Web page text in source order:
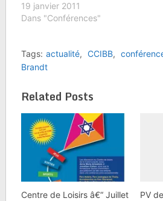
Conférence-Débat du
Rav Elie LEMMEL :
veuvage, divorce,
mères célibataires, les
sont en augmentation
avec des problèmes
spécifiques. Quelques
pistes de réflexion -- "
Il…
19 janvier 2011
Dans "Conférences"
Tags: actualité, CCIBB,
Brandt
Related Posts
Centre de Loisirs â€“ Juillet
PV